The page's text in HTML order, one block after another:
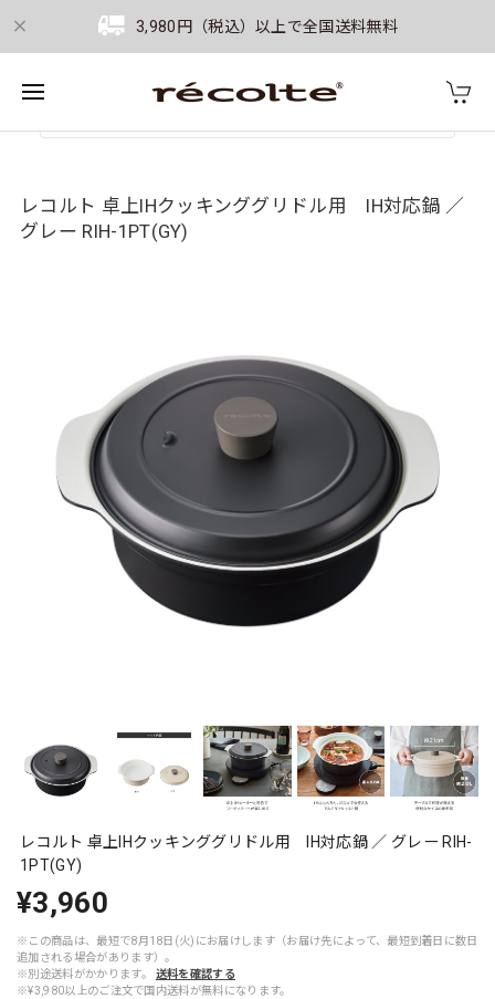
3,980円（税込）以上で全国送料無料
レコルト 卓上IHクッキンググリドル用 IH対応鍋 ／
グレー RIH-1PT(GY)
レコルト 卓上IHクッキンググリドル用 IH対応鍋 ／ グレー RIH-
1PT(GY)
¥3,960
※この商品は、最短で8月18日(火)にお届けします（お届け先によって、最短到着日に数日
追加される場合があります）。
※別途送料がかかります。
送料を確認する
※¥3,980以上のご注文で国内送料が無料になります。